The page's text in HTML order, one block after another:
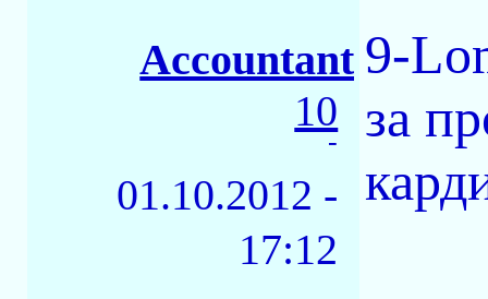
Accountant
10
-
01.10.2012 -
17:12
9-
за